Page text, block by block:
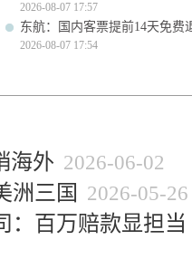
2026-08-07 17:57
东航：国内客票提前14天免费
2026-08-07 17:54
海外 2026-06-02
洲三国 2026-05-26
：百万赔款显担